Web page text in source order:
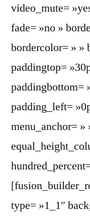
video_mute=
fade= »no »
bordercolor= » »
paddingtop=
paddingbottom=
padding_left=
menu_anchor= »
type= »1_1″